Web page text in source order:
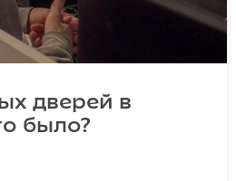
дверей в
было?